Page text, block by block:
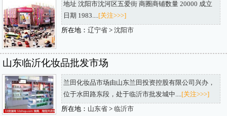
地址 沈阳市沈河区五爱街 商圈商铺数量 20000 成立
日期 1983....[关注>>>]
所在地： 辽宁省> 沈阳市
山东临沂化妆品批发市场
兰田化妆品市场由山东兰田投资控股有限公司兴办，
位于水田路东段，处于临沂市批发城中....[关注>>>]
所在地： 山东省> 临沂市